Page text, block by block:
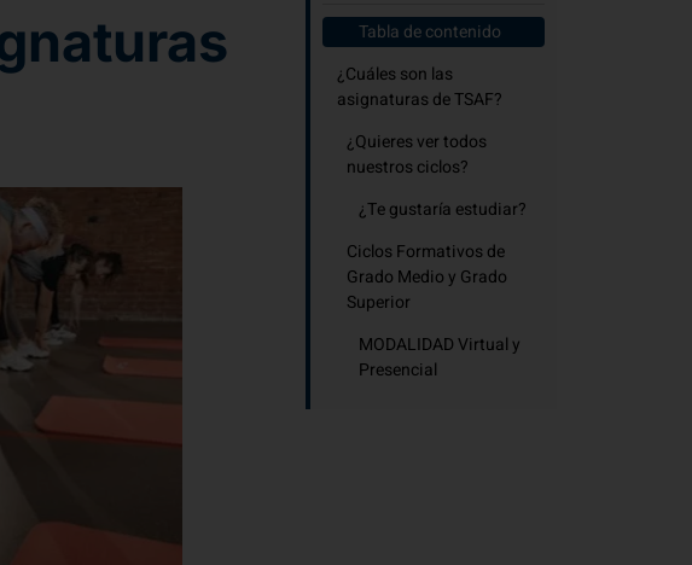
Tabla de contenido
¿Cuáles son las
asignaturas de TSAF?
¿Quieres ver todos
nuestros ciclos?
¿Te gustaría estudiar?
Ciclos Formativos de
Grado Medio y Grado
Superior
MODALIDAD Virtual y
Presencial